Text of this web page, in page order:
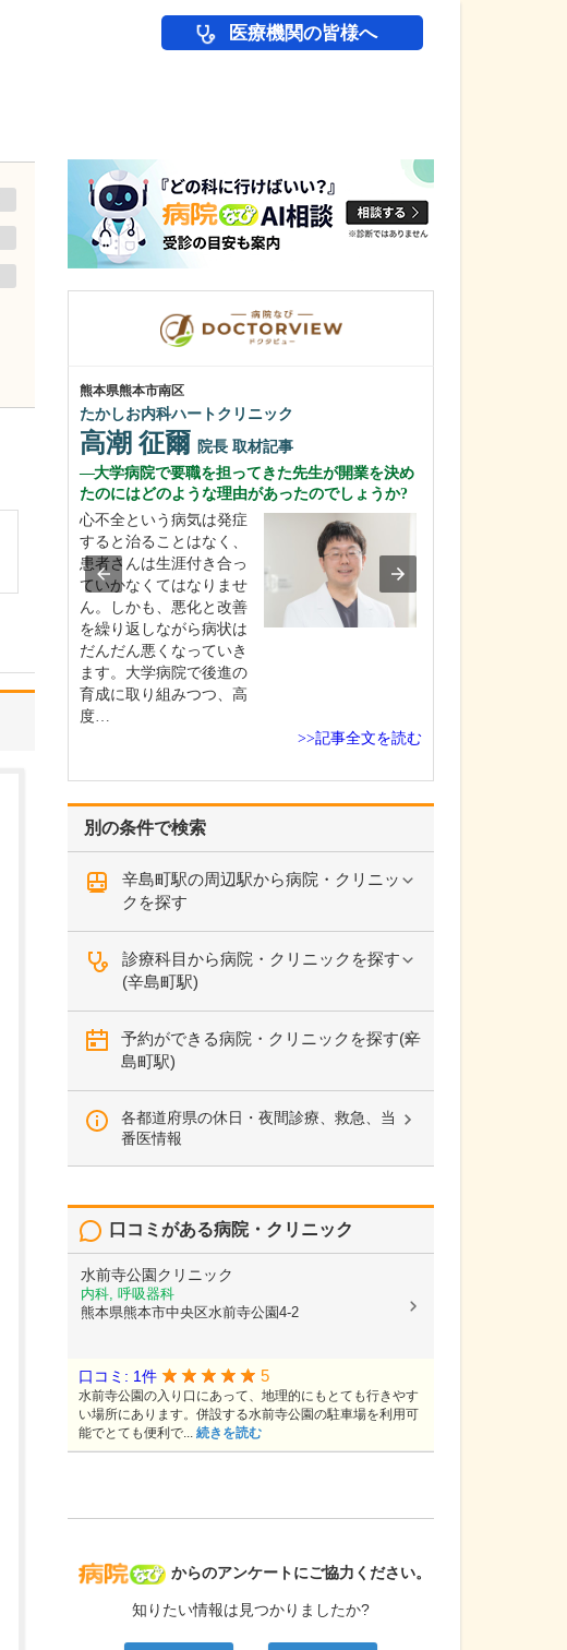
医療機関の皆様へ
別の条件で検索
辛島町駅の周辺駅から病院・クリニッ
クを探す
診療科目から病院・クリニックを探す
(辛島町駅)
予約ができる病院・クリニックを探す(辛
島町駅)
各都道府県の休日・夜間診療、救急、当
番医情報
病院なび
からのアンケートにご協力ください。
知りたい情報は見つかりましたか?
口コミがある病院・クリニック
水前寺公園クリニック
内科, 呼吸器科
熊本県熊本市中央区水前寺公園4-2
口コミ: 1件 5
水前寺公園の入り口にあって、地理的にもとても行きやす
い場所にあります。併設する水前寺公園の駐車場を利用可
能でとても便利で... 続きを読む
熊本県熊本市南区
たかしお内科ハートクリニック
高潮 征爾 院長 取材記事
大学病院で要職を担ってきた先生が開業を決め
たのにはどのような理由があったのでしょうか?
心不全という病気は発症
すると治ることはなく、
患者さんは生涯付き合っ
ていかなくてはなりませ
ん。しかも、悪化と改善
を繰り返しながら病状は
だんだん悪くなっていき
ます。大学病院で後進の
育成に取り組みつつ、高
度…
>>記事全文を読む